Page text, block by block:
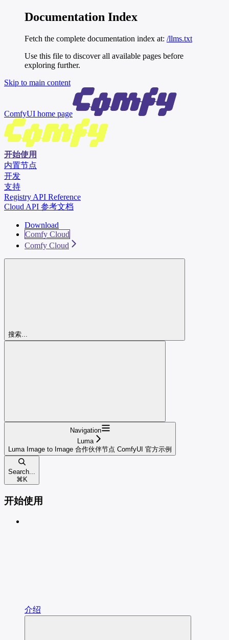
Documentation Index
Fetch the complete documentation index at: /llms.txt
Use this file to discover all available pages before
exploring further.
Skip to main content
ComfyUI home page
开始使用
内置节点
开发
支持
Registry API Reference
Cloud API 参考文档
Download
Comfy Cloud
Comfy Cloud
搜索...
Navigation
Luma
Luma Image to Image 合作伙伴节点 ComfyUI 官方示例
Search...
⌘ K
开始使用
介绍